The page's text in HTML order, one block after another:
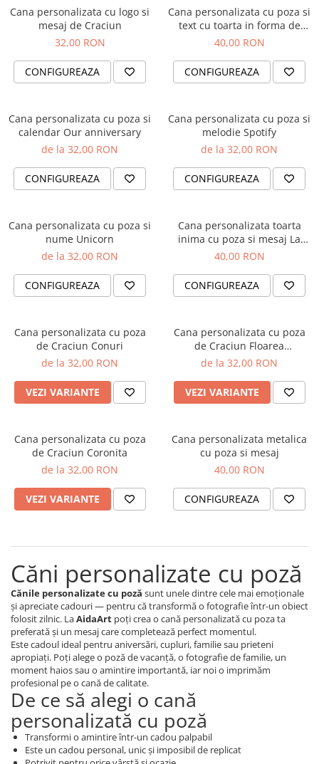
Ustensile de bucatarie
Accesorii pentru Bauturi
Personalizate
Termosuri Personalizate
Desfacatoare si Tirbusoane
Cutii si Accesorii pentru Vin
Personalizate
Vinuri Personalizate
Accesorii de Birou
Globuri de Birou
Agende A5
Agende A6
Planner / Jurnal
Ceasuri Personalizate
Calendare Personalizate
Tablouri Personalizate
Rame Foto
Pusculite Personalizate
Orare Personalizate
Magneti Personalizati
Jucarii din lemn
Sabii si arme din lemn
Cana personalizata cu logo si
mesaj de Craciun
32,00 RON
CONFIGUREAZA
Cana personalizata cu poza si
text cu toarta in forma de
inima
40,00 RON
CONFIGUREAZA
Cana personalizata cu poza si
calendar Our anniversary
de la 32,00 RON
CONFIGUREAZA
Cana personalizata cu poza si
melodie Spotify
de la 32,00 RON
CONFIGUREAZA
Cana personalizata cu poza si
nume Unicorn
de la 32,00 RON
CONFIGUREAZA
Cana personalizata toarta
inima cu poza si mesaj La
multi ani
40,00 RON
CONFIGUREAZA
Cana personalizata cu poza
de Craciun Conuri
de la 32,00 RON
VEZI VARIANTE
Cana personalizata cu poza
de Craciun Floarea
Craciunului
de la 32,00 RON
VEZI VARIANTE
Cana personalizata cu poza
de Craciun Coronita
de la 32,00 RON
VEZI VARIANTE
Cana personalizata metalica
cu poza si mesaj
40,00 RON
CONFIGUREAZA
Căni personalizate cu poză
Cănile personalizate cu poză sunt unele dintre cele mai emoționale
și apreciate cadouri — pentru că transformă o fotografie într-un obiect
folosit zilnic. LaAidaArt poți crea o cană personalizată cu poza ta
preferată și un mesaj care completează perfect momentul.
Este cadoul ideal pentru aniversări, cupluri, familie sau prieteni
apropiați. Poți alege o poză de vacanță, o fotografie de familie, un
moment haios sau o amintire importantă, iar noi o imprimăm
profesional pe o cană de calitate.
De ce să alegi o cană
personalizată cu poză
Transformi o amintire într-un cadou palpabil
Este un cadou personal, unic și imposibil de replicat